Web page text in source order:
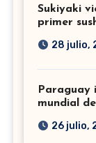
Sukiyaki
primer
28 julio,
Paraguay
mundial
26 julio,